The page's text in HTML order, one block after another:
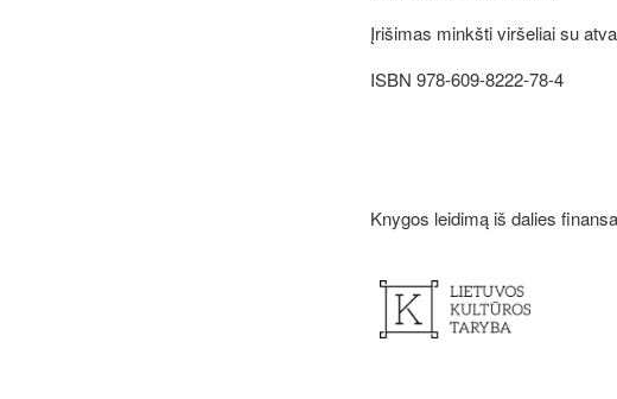
Įrišimas minkšti viršeliai su
ISBN 978-609-8222-78-4
Knygos leidimą iš dalies